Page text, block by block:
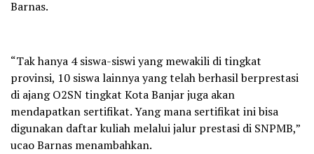
Barnas.
“Tak hanya 4 siswa-siswi yang mewakili di tingkat
provinsi, 10 siswa lainnya yang telah berhasil berprestasi
di ajang O2SN tingkat Kota Banjar juga akan
mendapatkan sertifikat. Yang mana sertifikat ini bisa
digunakan daftar kuliah melalui jalur prestasi di SNPMB,”
ucao Barnas menambahkan.